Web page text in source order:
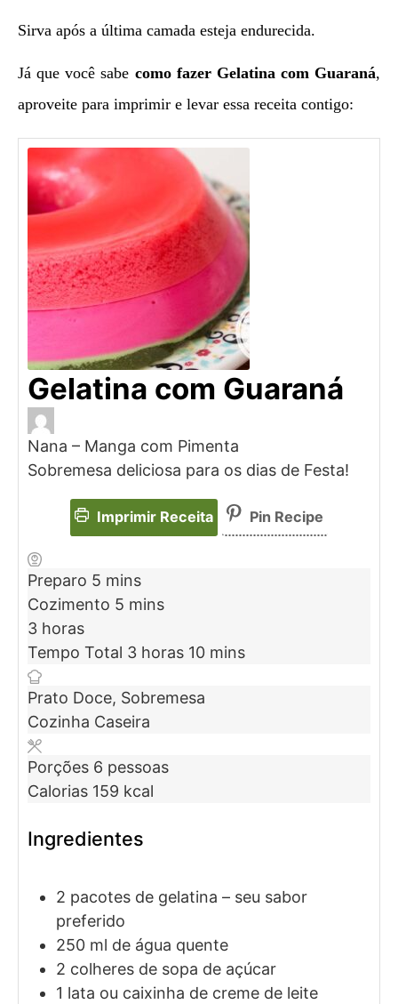
Sirva após a última camada esteja endurecida.
Já que você sabe como fazer Gelatina com Guaraná,
aproveite para imprimir e levar essa receita contigo:
Gelatina com Guaraná
Nana – Manga com Pimenta
Sobremesa deliciosa para os dias de Festa!
Imprimir Receita Pin Recipe
Preparo 5 mins
Cozimento 5 mins
3 horas
Tempo Total 3 horas 10 mins
Prato Doce, Sobremesa
Cozinha Caseira
Porções 6 pessoas
Calorias 159 kcal
Ingredientes
2 pacotes de gelatina – seu sabor
preferido
250 ml de água quente
2 colheres de sopa de açúcar
1 lata ou caixinha de creme de leite